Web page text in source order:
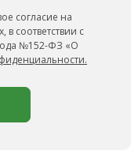
согласие на
соответствии с
№152-ФЗ «О